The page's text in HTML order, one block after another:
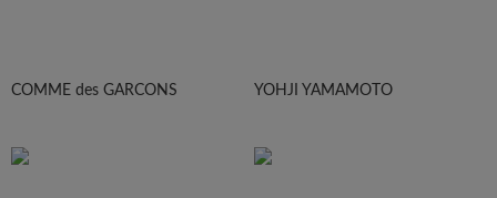
COMME des GARCONS YOHJI YAMAMOTO